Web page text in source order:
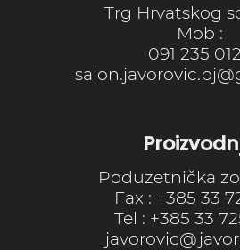
Trg Hrvatskog
Mob :
091 235
Poduzetnička
Fax : +385 33
Tel : +385 33